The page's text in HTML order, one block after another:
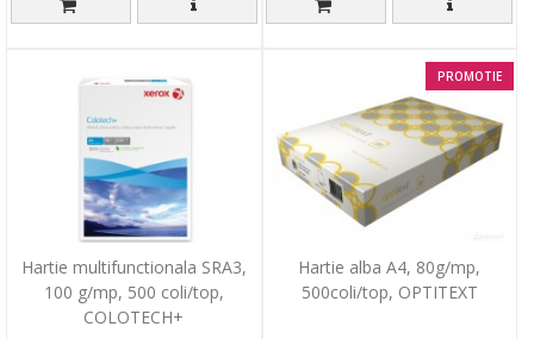
Hartie multifunctionala SRA3,
100 g/mp, 500 coli/top,
COLOTECH+
PROMOTIE
Hartie alba A4, 80g/mp,
500coli/top, OPTITEXT